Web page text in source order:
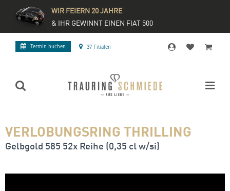
WIR FEIERN 20 JAHRE
& IHR GEWINNT EINEN FIAT 500
Termin buchen 37 Filialen
VERLOBUNGSRING THRILLING
Gelbgold 585 52x Reihe (0,35 ct w/si)